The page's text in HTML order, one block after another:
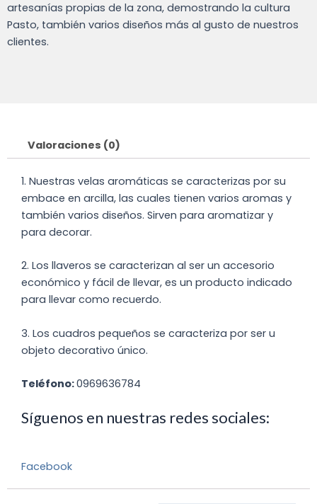
artesanías propias de la zona, demostrando la cultura
Pasto, también varios diseños más al gusto de nuestros
clientes.
Valoraciones (0)
1. Nuestras velas aromáticas se caracterizas por su
embace en arcilla, las cuales tienen varios aromas y
también varios diseños. Sirven para aromatizar y
para decorar.
2. Los llaveros se caracterizan al ser un accesorio
económico y fácil de llevar, es un producto indicado
para llevar como recuerdo.
3. Los cuadros pequeños se caracteriza por ser u
objeto decorativo único.
Teléfono:0969636784
Síguenos en nuestras redes sociales:
Facebook